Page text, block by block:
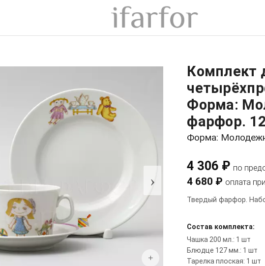
›
+
Комплект
Форма:
фарфор.
Форма:
4 306 ₽ по
4 680 ₽ оплата
Твердый фарфор.
Состав комплекта:
Чашка 200 мл.: 1 шт
Блюдце 127 мм.: 1 шт
Тарелка плоская: 1 шт